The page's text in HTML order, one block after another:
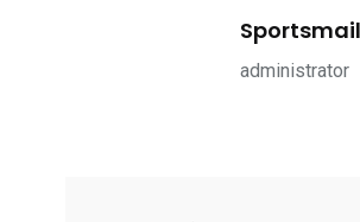
administrator